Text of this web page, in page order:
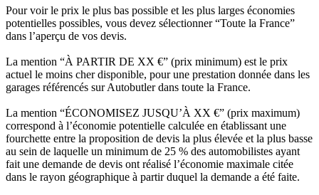
Pour voir le prix le plus bas possible et les plus larges économies
potentielles possibles, vous devez sélectionner “Toute la France”
dans l’aperçu de vos devis.
La mention “À PARTIR DE XX €” (prix minimum) est le prix
actuel le moins cher disponible, pour une prestation donnée dans les
garages référencés sur Autobutler dans toute la France.
La mention “ÉCONOMISEZ JUSQU’À XX €” (prix maximum)
correspond à l’économie potentielle calculée en établissant une
fourchette entre la proposition de devis la plus élevée et la plus basse
au sein de laquelle un minimum de 25 % des automobilistes ayant
fait une demande de devis ont réalisé l’économie maximale citée
dans le rayon géographique à partir duquel la demande a été faite.